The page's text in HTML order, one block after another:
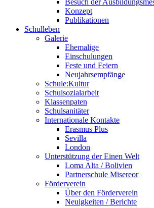
Besuch der
Konzept
Publikationen
Schulleben
Galerie
Ehemalige
Einschulungen
Feste und Feiern
Neujahrsempfänge
Schule:Kultur
Schulsozialarbeit
Klassenpaten
Schulsanitäter
Internationale Kontakte
Erasmus Plus
Sevilla
London
Unterstützung der Einen Welt
Loma Alta / Bolivien
Partnerschule Misereor
Förderverein
Über den Förderverein
Neuigkeiten / Berichte